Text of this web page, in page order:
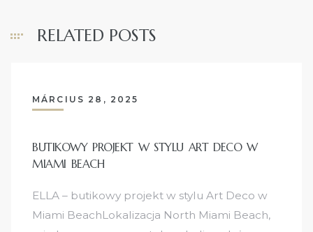
RELATED POSTS
MÁRCIUS 28, 2025
BUTIKOWY PROJEKT W STYLU ART DECO W
MIAMI BEACH
ELLA – butikowy projekt w stylu Art Deco w
Miami BeachLokalizacja North Miami Beach,